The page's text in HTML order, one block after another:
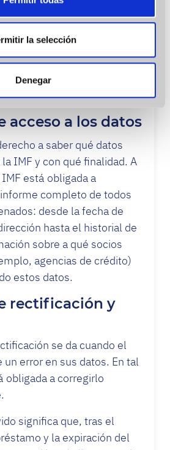
web se usan para personalizar
ofrecer funciones de redes
que haga del sitio web con
sociales, publicidad y análisis
con otra información
hecho de sus servicios.
la selección
Denegar
qué datos autoriza a
también puede revocar
autorización en su cuenta
acceso a los datos
a saber qué datos
IMF y con qué finalidad. A
está obligada a
completo de todos
desde la fecha de
hasta el historial de
sobre a qué socios
agencias de crédito)
estos datos.
rectificación y
se da cuando el
error en sus datos. En tal
obligada a corregirlo
significa que, tras el
y la expiración del